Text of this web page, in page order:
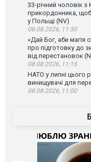
33-річний чоловік з
прикордонника,
у Польщі (NV)
08.08.2026, 11:30
«Дай Бог, аби
про підготовку до
від перестановок
08.08.2026, 11:15
НАТО у липні цього
винищувачі для
08.08.2026, 11:00